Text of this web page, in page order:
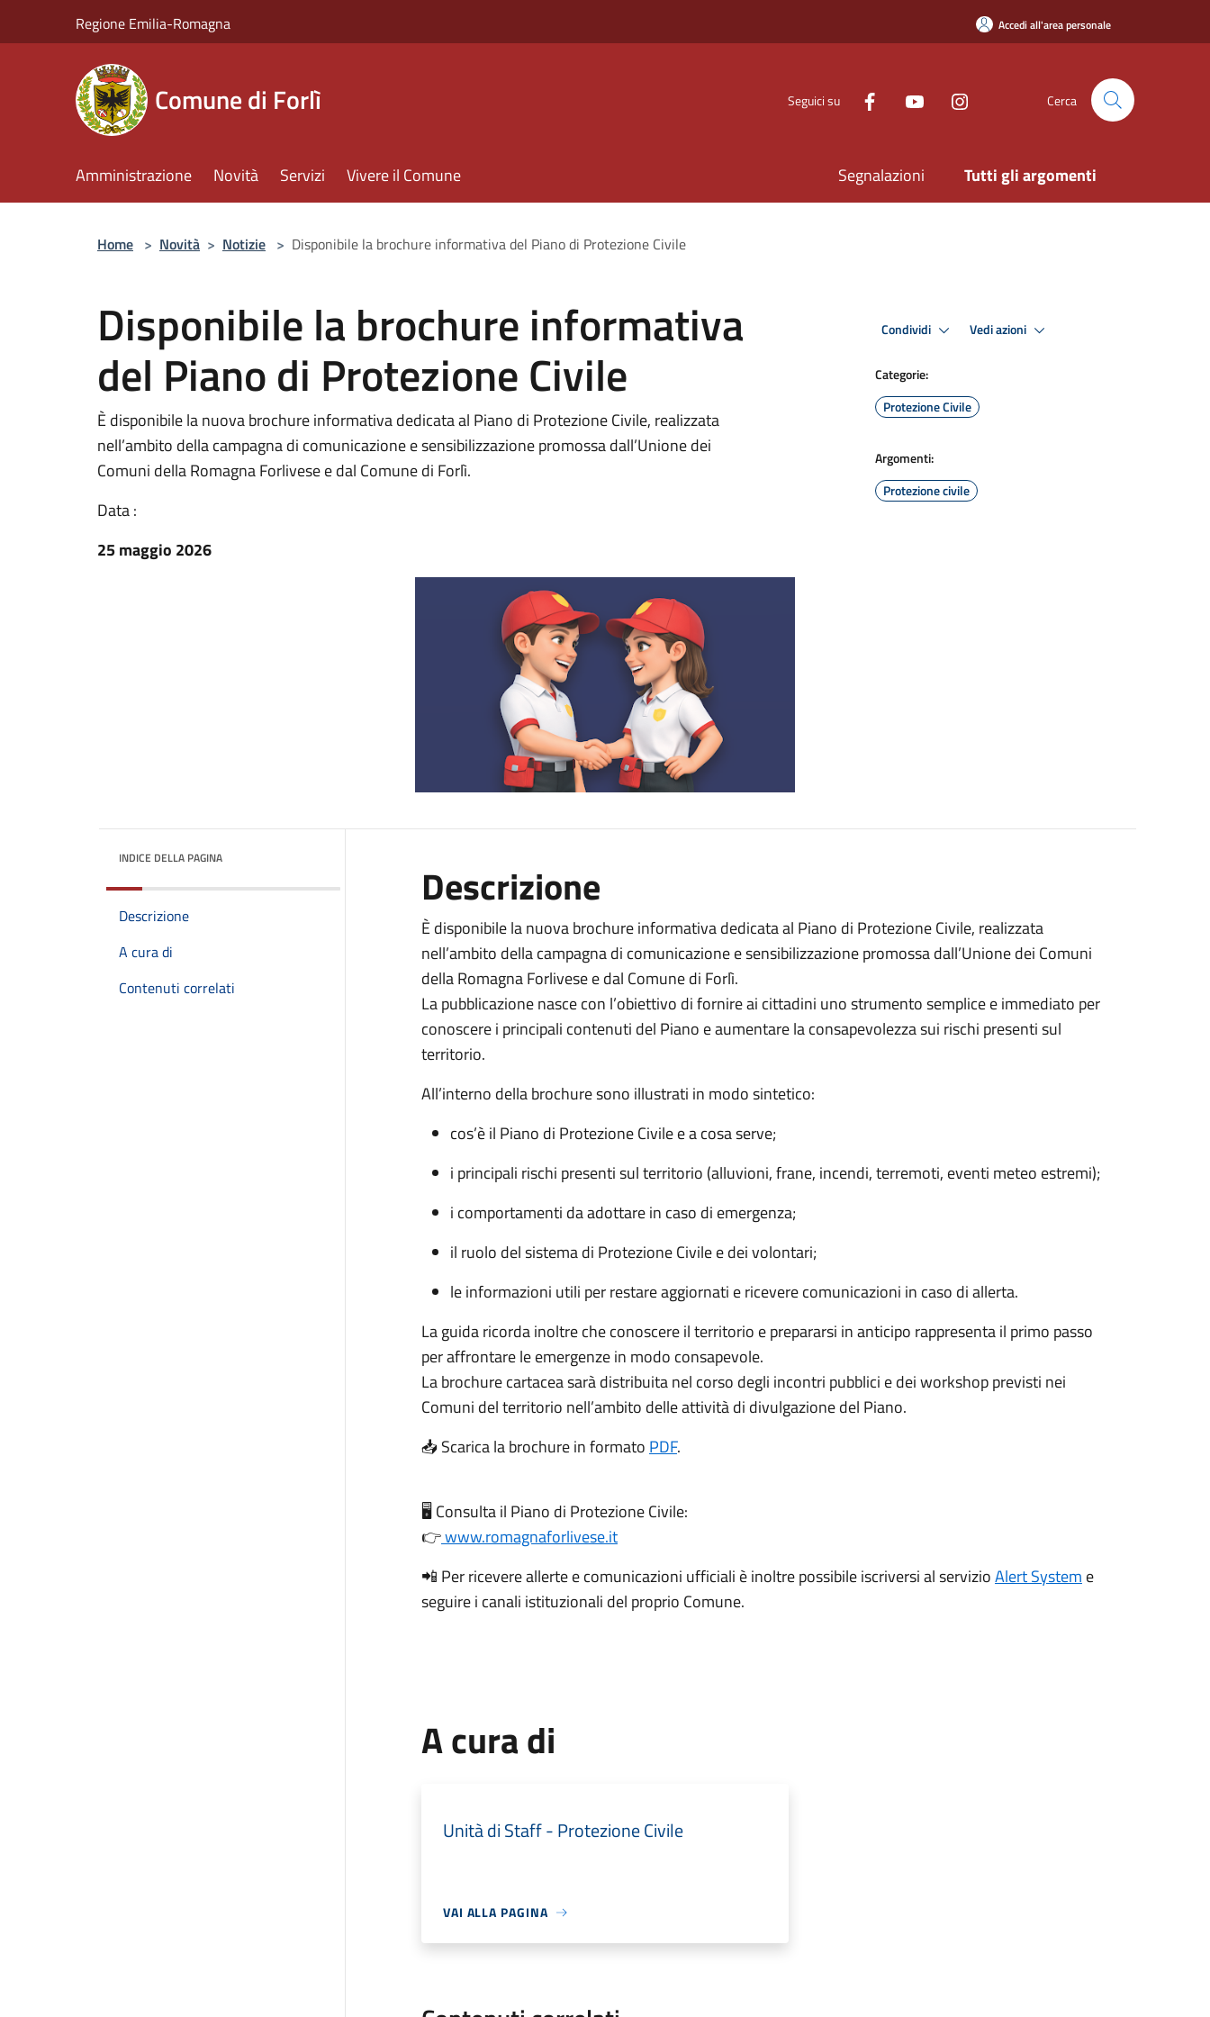
Regione Emilia-Romagna Accedi all'area personale
Comune di Forlì Seguici su Cerca
Amministrazione Novità Servizi Vivere il Comune Segnalazioni Tutti gli argomenti
Home > Novità > Notizie > Disponibile la brochure informativa del Piano di Protezione Civile
Disponibile la brochure informativa
del Piano di Protezione Civile
È disponibile la nuova brochure informativa dedicata al Piano di Protezione Civile, realizzata
nell’ambito della campagna di comunicazione e sensibilizzazione promossa dall’Unione dei
Comuni della Romagna Forlivese e dal Comune di Forlì.
Data :
25 maggio 2026
Condividi Vedi azioni
Categorie:
Protezione Civile
Argomenti:
Protezione civile
INDICE DELLA PAGINA
Descrizione
A cura di
Contenuti correlati
Descrizione
È disponibile la nuova brochure informativa dedicata al Piano di Protezione Civile, realizzata
nell’ambito della campagna di comunicazione e sensibilizzazione promossa dall’Unione dei Comuni
della Romagna Forlivese e dal Comune di Forlì.
La pubblicazione nasce con l’obiettivo di fornire ai cittadini uno strumento semplice e immediato per
conoscere i principali contenuti del Piano e aumentare la consapevolezza sui rischi presenti sul
territorio.
All’interno della brochure sono illustrati in modo sintetico:
cos’è il Piano di Protezione Civile e a cosa serve;
i principali rischi presenti sul territorio (alluvioni, frane, incendi, terremoti, eventi meteo estremi);
i comportamenti da adottare in caso di emergenza;
il ruolo del sistema di Protezione Civile e dei volontari;
le informazioni utili per restare aggiornati e ricevere comunicazioni in caso di allerta.
La guida ricorda inoltre che conoscere il territorio e prepararsi in anticipo rappresenta il primo passo
per affrontare le emergenze in modo consapevole.
La brochure cartacea sarà distribuita nel corso degli incontri pubblici e dei workshop previsti nei
Comuni del territorio nell’ambito delle attività di divulgazione del Piano.
📥 Scarica la brochure in formato PDF.
🖥️ Consulta il Piano di Protezione Civile:
👉www.romagnaforlivese.it
📲 Per ricevere allerte e comunicazioni ufficiali è inoltre possibile iscriversi al servizioAlert System e
seguire i canali istituzionali del proprio Comune.
A cura di
Unità di Staff - Protezione Civile
VAI ALLA PAGINA